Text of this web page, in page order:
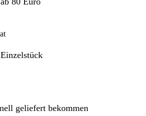
geliefert bekommen